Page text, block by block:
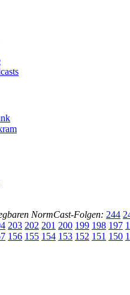
NormCast-Folgen: 244
203 202 201 200 199 198 197
156 155 154 153 152 151 150